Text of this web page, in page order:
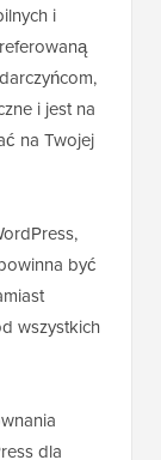
i
i jest na
na Twojej
być
wszystkich
dla